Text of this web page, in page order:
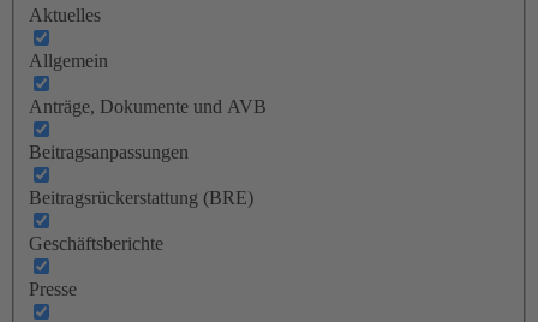
Aktuelles
Allgemein
Anträge, Dokumente und AVB
Beitragsanpassungen
Beitragsrückerstattung (BRE)
Geschäftsberichte
Presse